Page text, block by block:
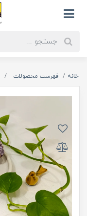
خانه فهرست محصولات